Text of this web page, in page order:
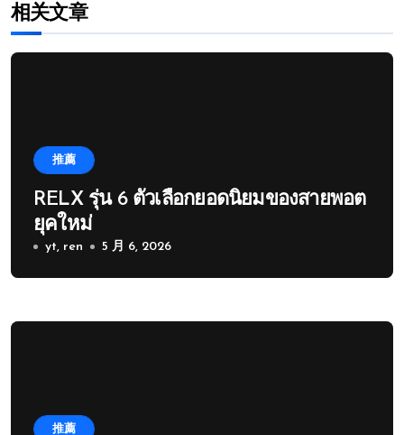
相关文章
推薦
RELX รุ่น 6 ตัวเลือกยอดนิยมของสายพอต
ยุคใหม่
yt, ren 5 月 6, 2026
推薦